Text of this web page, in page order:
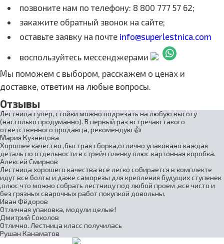
позвоните нам по телефону: 8 800 777 57 62;
закажите обратный звонок на сайте;
оставьте заявку на почте info@superlestnica.com
воспользуйтесь мессенджерами
Мы поможем с выбором, расскажем о ценах и
доставке, ответим на любые вопросы.
Отзывы
Лестница супер, стойки можно подрезать на любую высоту
(настолько продуманно). В первый раз встречаю такого
ответственного продавца, рекомендую 👍
Мария Кузнецова
Хорошее качество ,быстрая сборка,отлично упаковано каждая
деталь по отдельности в стрейч пленку плюс картонная коробка.
Алексей Смирнов
Лестница хорошего качества все легко собирается в комплекте
идут все болты и даже саморезы для крепления будущих ступенек
,плюс что можно собрать лестницу под любой проем ,все чисто и
без грязных сварочных работ покупкой довольны.
Иван Фёдоров
Отличная упаковка, модули целые!
Дмитрий Соколов
Отлично. Лестница класс получилась
Рушан Канаматов